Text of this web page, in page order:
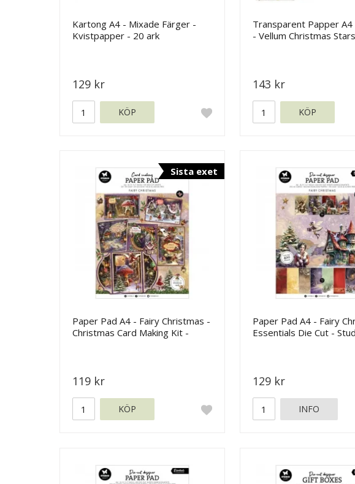
Kartong A4 - Mixade Färger -
Kvistpapper - 20 ark
129 kr
KÖP
Transparent Papper
- Vellum Christmas
143 kr
KÖP
Sista exet
Paper Pad A4 - Fairy Christmas -
Christmas Card Making Kit -
119 kr
KÖP
Paper Pad A4 - Fairy
Essentials Die Cut -
129 kr
INFO